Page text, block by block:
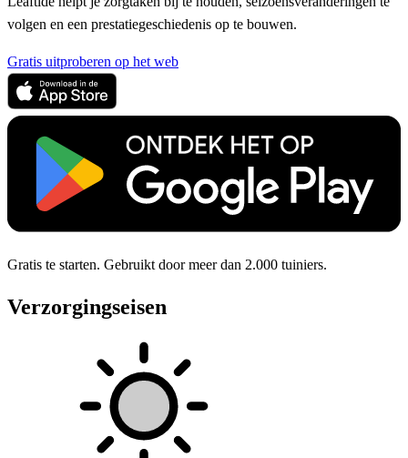
volgen en een prestatiegeschiedenis op te bouwen.
Gratis uitproberen op het web
Gratis te starten. Gebruikt door meer dan 2.000 tuiniers.
Verzorgingseisen